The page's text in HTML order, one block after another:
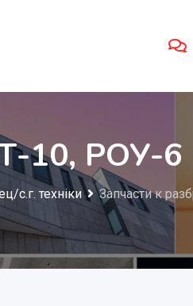
10, РОУ-6
с.г. техніки Запчасти к